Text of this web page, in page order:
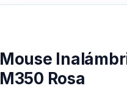
Mouse
M350 Rosa